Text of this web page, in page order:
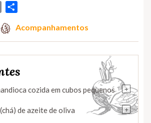
Email
Acompanhamentos
+
cozida em cubos pequenos
+
de azeite de oliva